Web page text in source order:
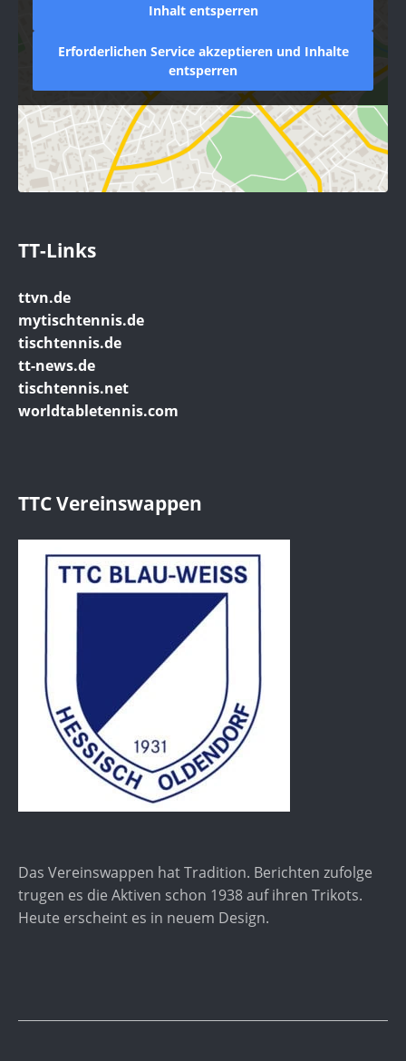
Inhalt entsperren
Erforderlichen Service akzeptieren und Inhalte
entsperren
TT-Links
ttvn.de
mytischtennis.de
tischtennis.de
tt-news.de
tischtennis.net
worldtabletennis.com
TTC Vereinswappen
Das Vereinswappen hat Tradition. Berichten zufolge
trugen es die Aktiven schon 1938 auf ihren Trikots.
Heute erscheint es in neuem Design.